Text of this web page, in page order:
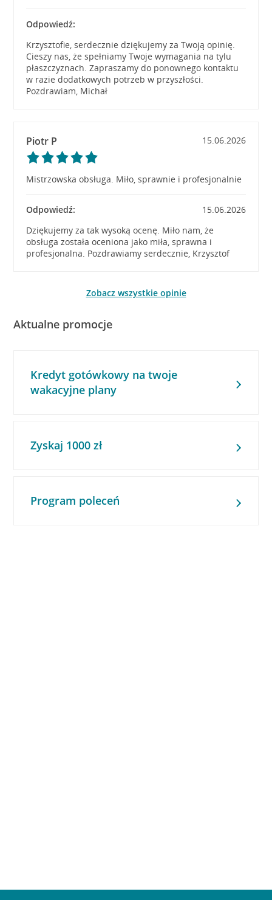
Odpowiedź:
Krzysztofie, serdecznie dziękujemy za Twoją opinię.
Cieszy nas, że spełniamy Twoje wymagania na tylu
płaszczyznach. Zapraszamy do ponownego kontaktu
w razie dodatkowych potrzeb w przyszłości.
Pozdrawiam, Michał
Piotr P 15.06.2026
Mistrzowska obsługa. Miło, sprawnie i profesjonalnie
Odpowiedź:
15.06.2026
Dziękujemy za tak wysoką ocenę. Miło nam, że
obsługa została oceniona jako miła, sprawna i
profesjonalna. Pozdrawiamy serdecznie, Krzysztof
Zobacz wszystkie opinie
Aktualne promocje
Kredyt gotówkowy na twoje
wakacyjne plany
Zyskaj 1000 zł
Program poleceń